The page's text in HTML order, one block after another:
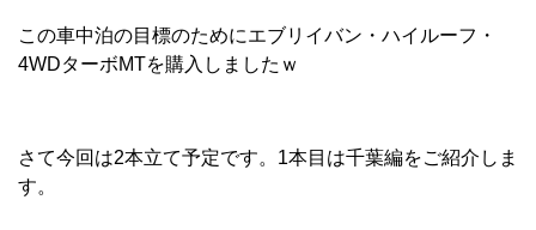
この車中泊の目標のためにエブリイバン・ハイルーフ・
4WDターボMTを購入しましたｗ
さて今回は2本立て予定です。1本目は千葉編をご紹介しま
す。